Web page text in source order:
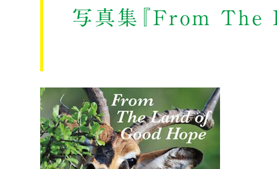
写真集『From The